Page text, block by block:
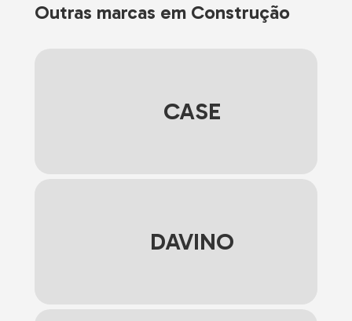
Outras marcas em Construção
CASE
DAVINO